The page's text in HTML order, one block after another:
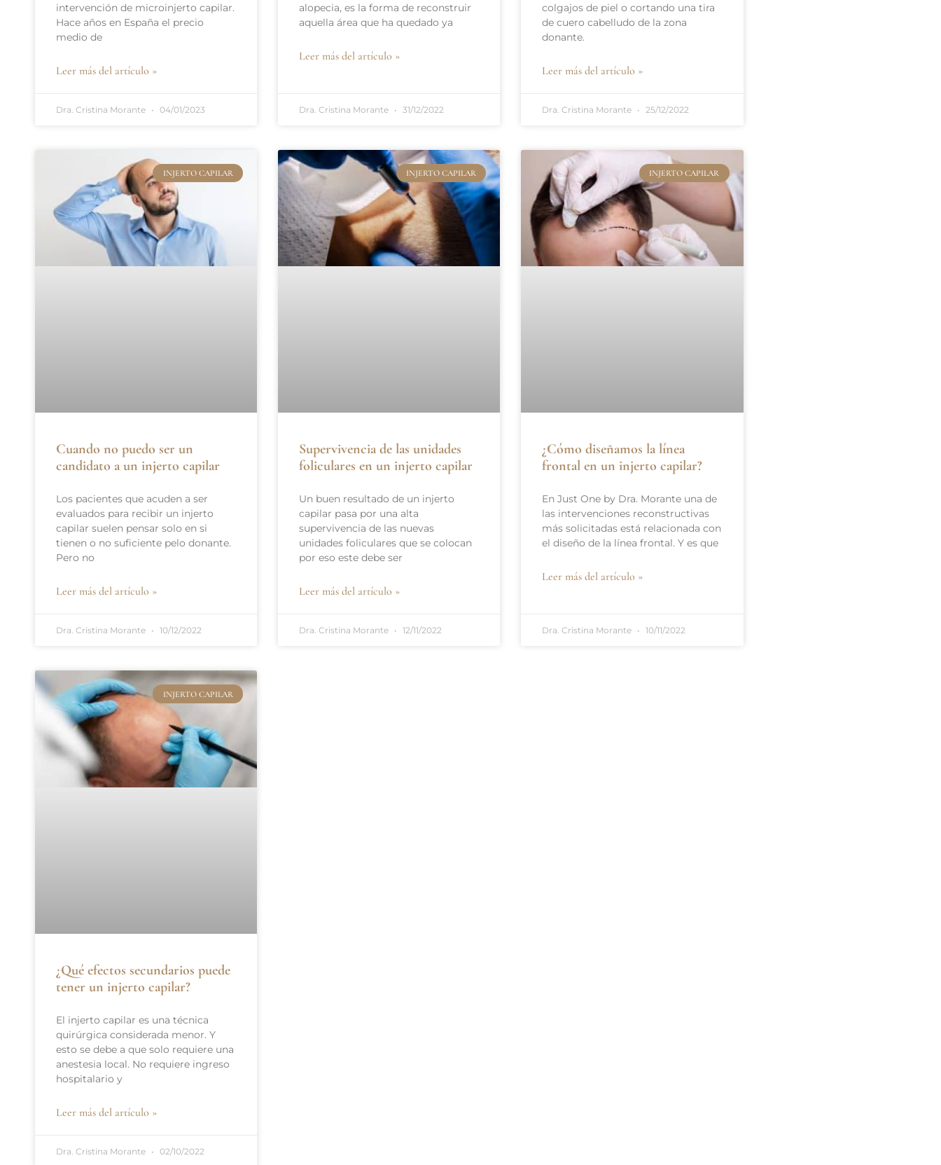
intervención de microinjerto capilar.
Hace años en España el precio
medio de
Leer más del artículo »
Dra. Cristina Morante 04/01/2023
alopecia, es la forma de reconstruir
aquella área que ha quedado ya
Leer más del artículo »
Dra. Cristina Morante 31/12/2022
colgajos de piel o cortando una tira
de cuero cabelludo de la zona
donante.
Leer más del artículo »
Dra. Cristina Morante 25/12/2022
INJERTO CAPILAR
Cuando no puedo ser un
candidato a un injerto capilar
Los pacientes que acuden a ser
evaluados para recibir un injerto
capilar suelen pensar solo en si
tienen o no suficiente pelo donante.
Pero no
Leer más del artículo »
Dra. Cristina Morante 10/12/2022
INJERTO CAPILAR
Supervivencia de las unidades
foliculares en un injerto capilar
Un buen resultado de un injerto
capilar pasa por una alta
supervivencia de las nuevas
unidades foliculares que se colocan
por eso este debe ser
Leer más del artículo »
Dra. Cristina Morante 12/11/2022
INJERTO CAPILAR
¿Cómo diseñamos la línea
frontal en un injerto capilar?
En Just One by Dra. Morante una de
las intervenciones reconstructivas
más solicitadas está relacionada con
el diseño de la línea frontal. Y es que
Leer más del artículo »
Dra. Cristina Morante 10/11/2022
INJERTO CAPILAR
¿Qué efectos secundarios puede
tener un injerto capilar?
El injerto capilar es una técnica
quirúrgica considerada menor. Y
esto se debe a que solo requiere una
anestesia local. No requiere ingreso
hospitalario y
Leer más del artículo »
Dra. Cristina Morante 02/10/2022